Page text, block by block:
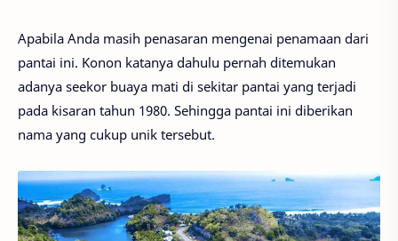
Apabila Anda masih penasaran mengenai penamaan dari
pantai ini. Konon katanya dahulu pernah ditemukan
adanya seekor buaya mati di sekitar pantai yang terjadi
pada kisaran tahun 1980. Sehingga pantai ini diberikan
nama yang cukup unik tersebut.